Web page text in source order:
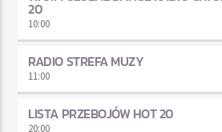
20
10:00
RADIO STREFA MUZY
11:00
LISTA PRZEBOJÓW HOT 20
20:00